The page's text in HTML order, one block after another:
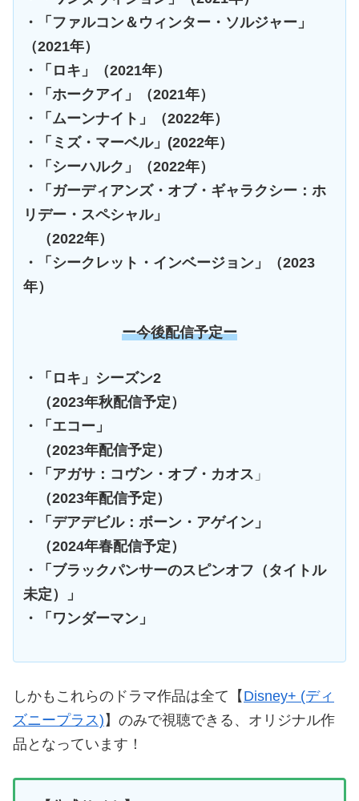
・「ファルコン＆ウィンター・ソルジャー」
（2021年）
・「ロキ」（2021年）
・「ホークアイ」（2021年）
・「ムーンナイト」（2022年）
・「ミズ・マーベル」(2022年）
・「シーハルク」（2022年）
・「ガーディアンズ・オブ・ギャラクシー：ホ
リデー・スペシャル」
（2022年）
・「シークレット・インベージョン」（2023
年）
ー今後配信予定ー
・「ロキ」シーズン2
（2023年秋配信予定）
・「エコー」
（2023年配信予定）
・「アガサ：コヴン・オブ・カオス 」
（2023年配信予定）
・「デアデビル：ボーン・アゲイン」
（2024年春配信予定）
・「ブラックパンサーのスピンオフ（タイトル
未定）」
・「ワンダーマン」
しかもこれらのドラマ作品は全て【 Disney+ (ディ
ズニープラス) 】のみで視聴できる、オリジナル作
品となっています！